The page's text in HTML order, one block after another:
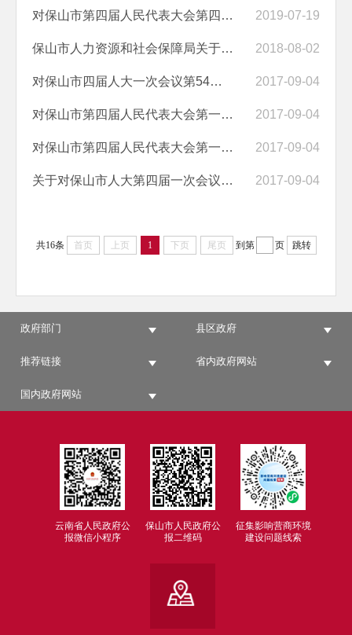
对保山市第四届人民代表大会第四次会议第57号建议的答复 2019-07-19
保山市人力资源和社会保障局关于对保山市第四届人民代表大会第三次会议... 2018-08-02
对保山市四届人大一次会议第54号建议的答复 2017-09-04
对保山市第四届人民代表大会第一次会议第25号建议的答复 2017-09-04
对保山市第四届人民代表大会第一次会议第22号建议的答复 2017-09-04
关于对保山市人大第四届一次会议第1号建议的答复意见 2017-09-04
共16条 首页 上页 1 下页 尾页 到第 页 跳转
政府部门 县区政府
推荐链接 省内政府网站
国内政府网站
云南省人民政府公
报微信小程序
保山市人民政府公
报二维码
征集影响营商环境
建设问题线索